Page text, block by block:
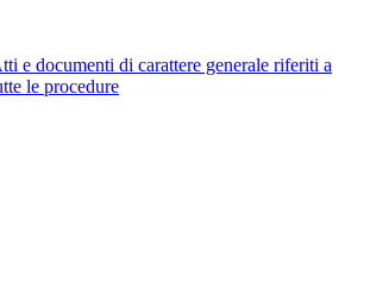
e documenti di carattere generale riferiti a
le procedure